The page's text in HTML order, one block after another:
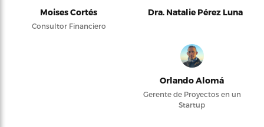
Moises Cortés
Consultor Financiero
Dra. Natalie Pérez Luna
Orlando Alomá
Gerente de Proyectos en un
Startup